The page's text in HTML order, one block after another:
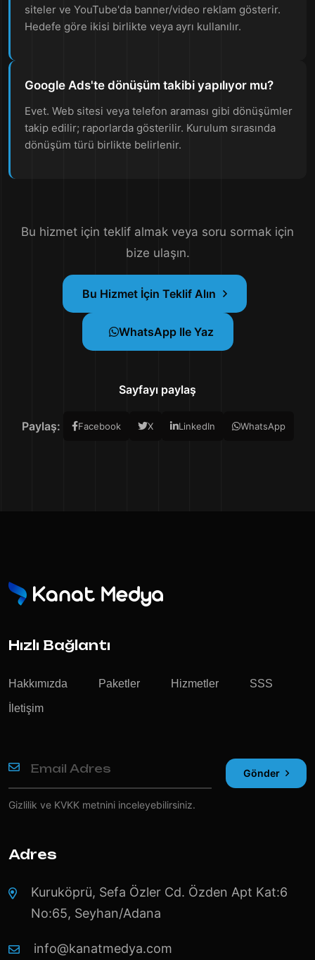
siteler ve YouTube'da banner/video reklam gösterir.
Hedefe göre ikisi birlikte veya ayrı kullanılır.
Google Ads'te dönüşüm takibi yapılıyor mu?
Evet. Web sitesi veya telefon araması gibi dönüşümler
takip edilir; raporlarda gösterilir. Kurulum sırasında
dönüşüm türü birlikte belirlenir.
Bu hizmet için teklif almak veya soru sormak için
bize ulaşın.
Bu Hizmet İçin Teklif Alın
WhatsApp Ile Yaz
Sayfayı paylaş
Paylaş: Facebook X LinkedIn WhatsApp
Hızlı Bağlantı
Hakkımızda Paketler Hizmetler SSS
İletişim
Gönder
Gizlilik ve KVKK metnini inceleyebilirsiniz.
Adres
Kuruköprü, Sefa Özler Cd. Özden Apt Kat:6
No:65, Seyhan/Adana
info@kanatmedya.com